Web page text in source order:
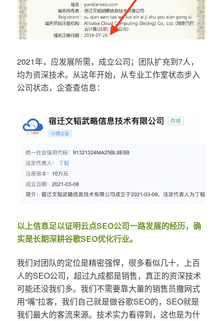
2021年，应发展所需，成立公司；团队扩充到7人，
均为资深技术。从这年开始，从专业工作室状态步入
公司状态，企查查信息：
以上信息足以证明云点SEO公司一路发展的经历，确
实是长期深耕谷歌SEO优化行业。
我们对团队的定位是精密强悍，很多看似几十、上百
人的SEO公司，超过九成都是销售，真正的资深技术
可能还没我们多。我们不需要靠大量的销售员撒网式
用“嘴”拉客，我们自己就是做谷歌SEO的，SEO就是
我们最大的客流来源。技术实力看得到，这也是为什